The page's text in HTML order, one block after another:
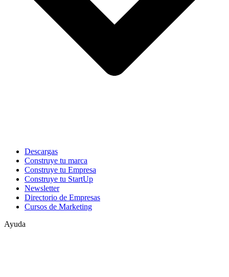
Descargas
Construye tu marca
Construye tu Empresa
Construye tu StartUp
Newsletter
Directorio de Empresas
Cursos de Marketing
Ayuda